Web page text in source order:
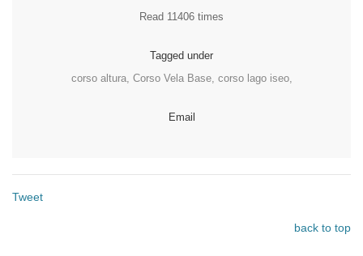
Read 11406 times
Tagged under
corso altura, Corso Vela Base, corso lago iseo,
Email
Tweet
back to top